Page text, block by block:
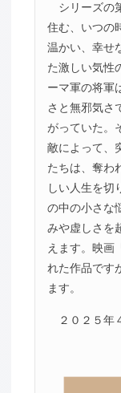
シリーズの
住む、いつの
温かい、幸せ
た激しい気性
ーマ軍の将軍
さと無邪気さ
がっていた。
敵によって、
たちは、奪わ
しい人生を切
の中の小さな
みや虚しさを
えます。映画
れた作品です
ます。
２０２５年